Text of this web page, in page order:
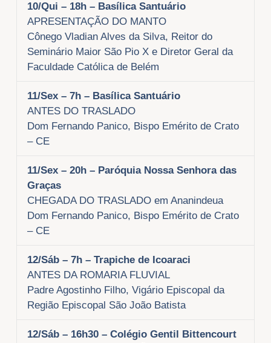
10/Qui – 18h – Basílica Santuário
APRESENTAÇÃO DO MANTO
Cônego Vladian Alves da Silva, Reitor do
Seminário Maior São Pio X e Diretor Geral da
Faculdade Católica de Belém
11/Sex – 7h – Basílica Santuário
ANTES DO TRASLADO
Dom Fernando Panico, Bispo Emérito de Crato
– CE
11/Sex – 20h – Paróquia Nossa Senhora das
Graças
CHEGADA DO TRASLADO em Ananindeua
Dom Fernando Panico, Bispo Emérito de Crato
– CE
12/Sáb – 7h – Trapiche de Icoaraci
ANTES DA ROMARIA FLUVIAL
Padre Agostinho Filho, Vigário Episcopal da
Região Episcopal São João Batista
12/Sáb – 16h30 – Colégio Gentil Bittencourt